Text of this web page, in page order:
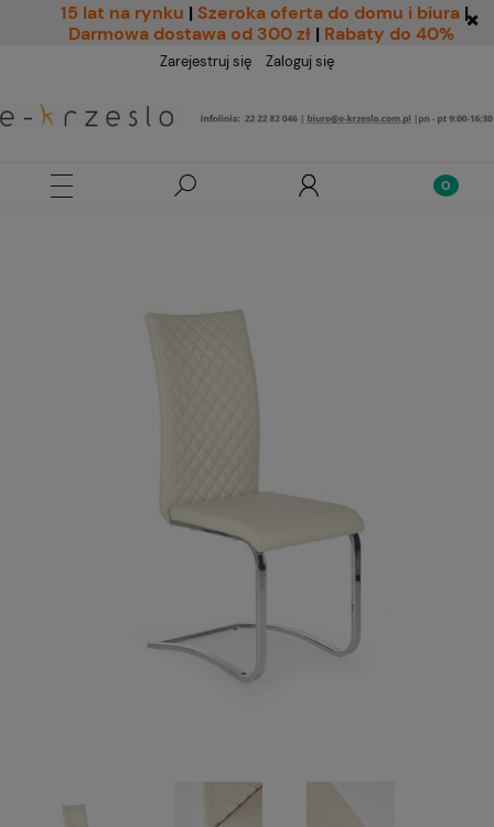
15 lat na rynku | Szeroka oferta do domu i biura |
Darmowa dostawa od 300 zł | Rabaty do 40%
Zarejestruj się Zaloguj się